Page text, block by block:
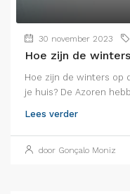
30 november 2023
Hoe zijn de
Hoe zijn de winters op
je huis? De Azoren
Lees verder
door Gonçalo Moniz